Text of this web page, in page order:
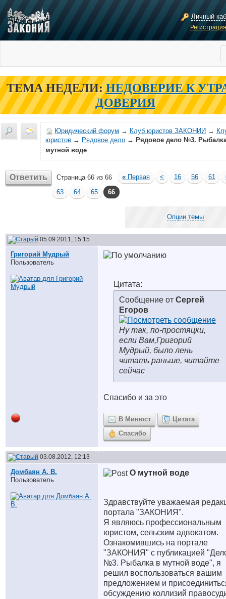
Личный
ТЕМА НЕДЕЛИ: НЕДОВЕРИЕ К
ДОВЕРИЯ
Юридический форум → Клуб юристов ЗАКОНИИ →
юристов → Рядовое дело → Рядовое дело №3.
мутной воде
Ответить Страница 66 из 66 « Первая < 16 56 61
63
64 65 66
Опции темы
05.09.2011, 15:15
Григорий Мудрый
Пользователь
Цитата:
Сообщение от Сергей
Егоров
Ну так, по-простяцки,
если Вам,Григорий
Мудрый, было лень
читать раньше, читайте
сейчас
Спасибо и за это
В Минюст
Цитата
Спасибо
03.08.2012, 12:13
Домбаян А. В.
Пользователь
О мутной воде
Здравствуйте уважаемая
портала "ЗАКОНИЯ".
Я являюсь профессиональным
юристом, сельским адвокатом.
Ознакомившись на портале
"ЗАКОНИЯ" с публикацией
№3. Рыбалка в мутной воде", я
решил воспользоваться вашим
предложением и
обсуждению коллизий